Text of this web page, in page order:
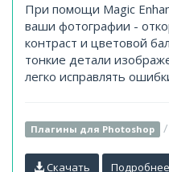
При помощи Magic
ваши фотографии -
контраст и цветовой
тонкие детали
легко исправлять
Плагины для Photoshop /
Скачать Подробнее